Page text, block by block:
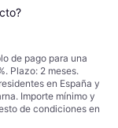
de pago para una
Plazo: 2 meses.
en España y
Importe mínimo y
de condiciones en